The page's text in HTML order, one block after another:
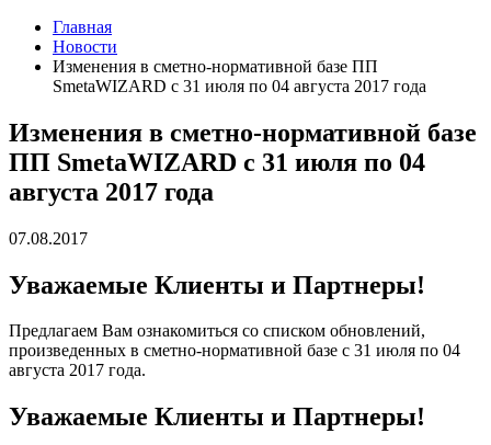
Главная
Новости
Изменения в сметно-нормативной базе ПП
SmetaWIZARD с 31 июля по 04 августа 2017 года
Изменения в сметно-нормативной базе
ПП SmetaWIZARD с 31 июля по 04
августа 2017 года
07.08.2017
Уважаемые Клиенты и Партнеры!
Предлагаем Вам ознакомиться со списком обновлений,
произведенных в сметно-нормативной базе с 31 июля по 04
августа 2017 года.
Уважаемые Клиенты и Партнеры!